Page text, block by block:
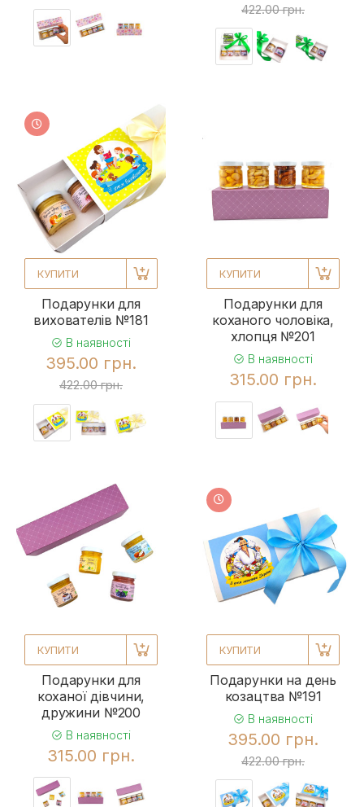
422.00 грн.
КУПИТИ
Подарунки для
вихователів №181
В наявності
395.00 грн.
422.00 грн.
КУПИТИ
Подарунки для
коханого чоловіка,
хлопця №201
В наявності
315.00 грн.
КУПИТИ
Подарунки для
коханої дівчини,
дружини №200
В наявності
315.00 грн.
КУПИТИ
Подарунки на день
козацтва №191
В наявності
395.00 грн.
422.00 грн.